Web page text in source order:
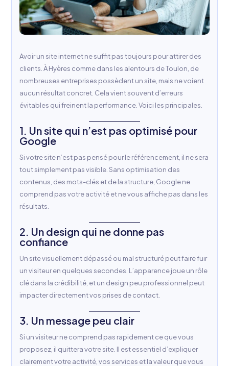
Avoir un site internet ne suffit pas toujours pour attirer des
clients. À Hyères comme dans les alentours de Toulon, de
nombreuses entreprises possèdent un site, mais ne voient
aucun résultat concret. Cela vient souvent d’erreurs
évitables qui freinent la performance. Voici les principales.
1. Un site qui n’est pas optimisé pour
Google
Si votre site n’est pas pensé pour le référencement, il ne sera
tout simplement pas visible. Sans optimisation des
contenus, des mots-clés et de la structure, Google ne
comprend pas votre activité et ne vous affiche pas dans les
résultats.
2. Un design qui ne donne pas
confiance
Un site visuellement dépassé ou mal structuré peut faire fuir
un visiteur en quelques secondes. L’apparence joue un rôle
clé dans la crédibilité, et un design peu professionnel peut
impacter directement vos prises de contact.
3. Un message peu clair
Si un visiteur ne comprend pas rapidement ce que vous
proposez, il quittera votre site. Il est essentiel d’expliquer
clairement votre activité, vos services et la valeur que vous